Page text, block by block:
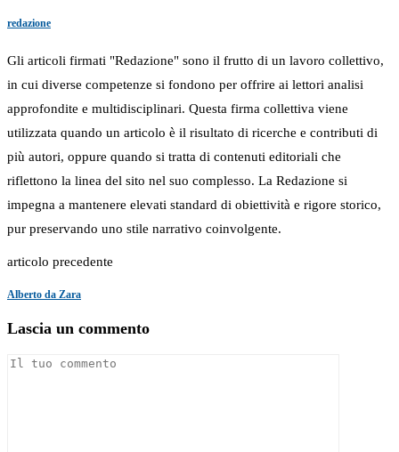
redazione
Gli articoli firmati "Redazione" sono il frutto di un lavoro collettivo,
in cui diverse competenze si fondono per offrire ai lettori analisi
approfondite e multidisciplinari. Questa firma collettiva viene
utilizzata quando un articolo è il risultato di ricerche e contributi di
più autori, oppure quando si tratta di contenuti editoriali che
riflettono la linea del sito nel suo complesso. La Redazione si
impegna a mantenere elevati standard di obiettività e rigore storico,
pur preservando uno stile narrativo coinvolgente.
articolo precedente
Alberto da Zara
Lascia un commento